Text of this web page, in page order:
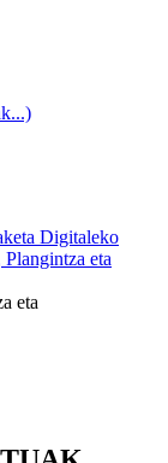
Digitaleko
eta
eta